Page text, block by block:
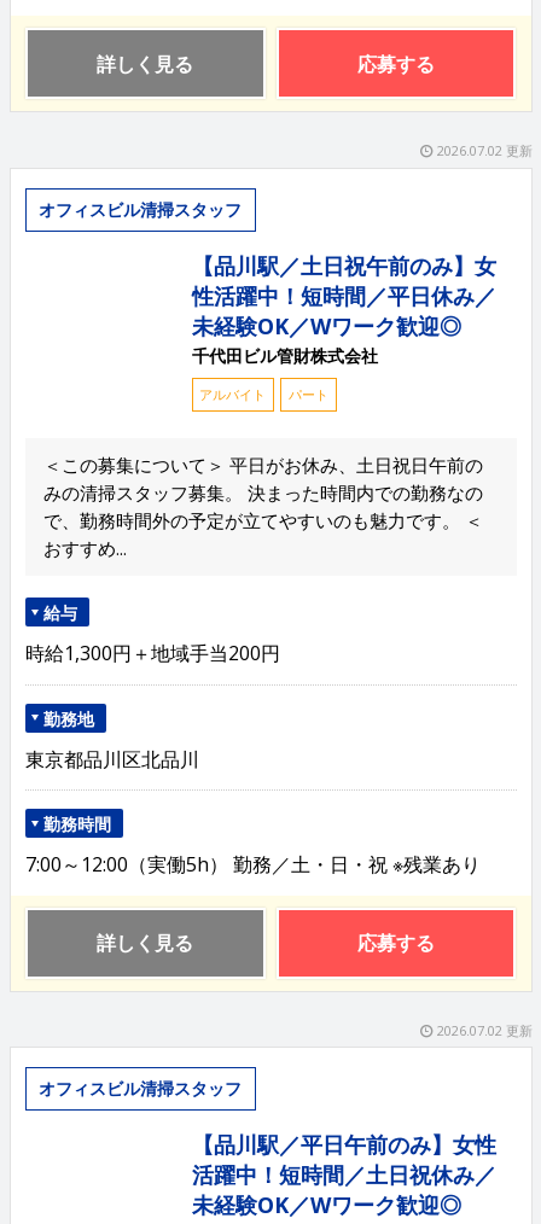
詳しく見る 応募する
2026.07.02 更新
オフィスビル清掃スタッフ
【品川駅／土日祝午前のみ】女
性活躍中！短時間／平日休み／
未経験OK／Wワーク歓迎◎
千代田ビル管財株式会社
アルバイト パート
＜この募集について＞ 平日がお休み、土日祝日午前の
みの清掃スタッフ募集。 決まった時間内での勤務なの
で、勤務時間外の予定が立てやすいのも魅力です。 ＜
おすすめ...
給与
時給1,300円＋地域手当200円
勤務地
東京都品川区北品川
勤務時間
7:00～12:00（実働5h） 勤務／土・日・祝 ※残業あり
詳しく見る 応募する
2026.07.02 更新
オフィスビル清掃スタッフ
【品川駅／平日午前のみ】女性
活躍中！短時間／土日祝休み／
未経験OK／Wワーク歓迎◎